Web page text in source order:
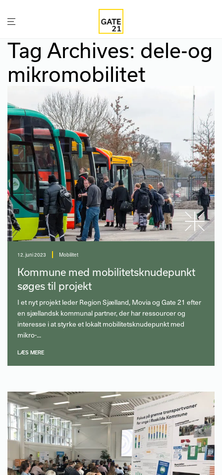
Tag Archives: dele-og
mikromobilitet
12. juni 2023 Mobilitet
Kommune med mobilitetsknudepunkt
søges til projekt
I et nyt projekt leder Region Sjælland, Movia og Gate 21 efter
en sjællandsk kommunal partner, der har ressourcer og
interesse i at styrke et lokalt mobilitetsknudepunkt med
mikro-...
LÆS MERE